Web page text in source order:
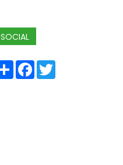
SOCIAL
ShareFacebook